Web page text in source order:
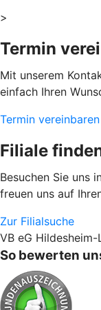
>
Termin
Mit unserem
einfach Ihren
Termin vereinbaren
Filiale
Besuchen Sie uns
freuen uns auf
Zur Filialsuche
VB eG
So bewerten